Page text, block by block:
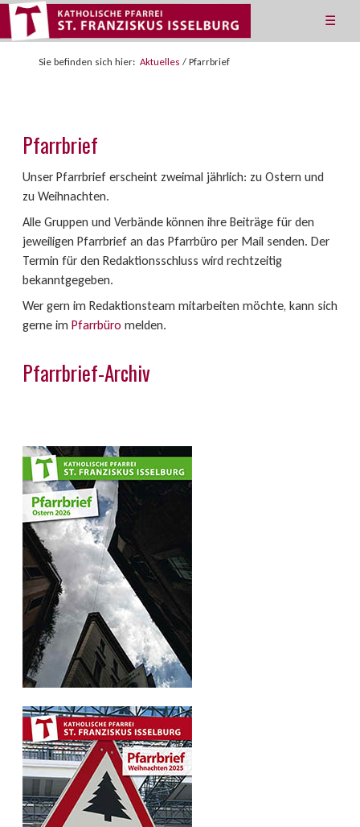
☰
Sie befinden sich hier: Aktuelles / Pfarrbrief
Pfarrbrief
Unser Pfarrbrief erscheint zweimal jährlich: zu Ostern und
zu Weihnachten.
Alle Gruppen und Verbände können ihre Beiträge für den
jeweiligen Pfarrbrief an das Pfarrbüro per Mail senden. Der
Termin für den Redaktionsschluss wird rechtzeitig
bekanntgegeben.
Wer gern im Redaktionsteam mitarbeiten möchte, kann sich
gerne im Pfarrbüro melden.
Pfarrbrief-Archiv